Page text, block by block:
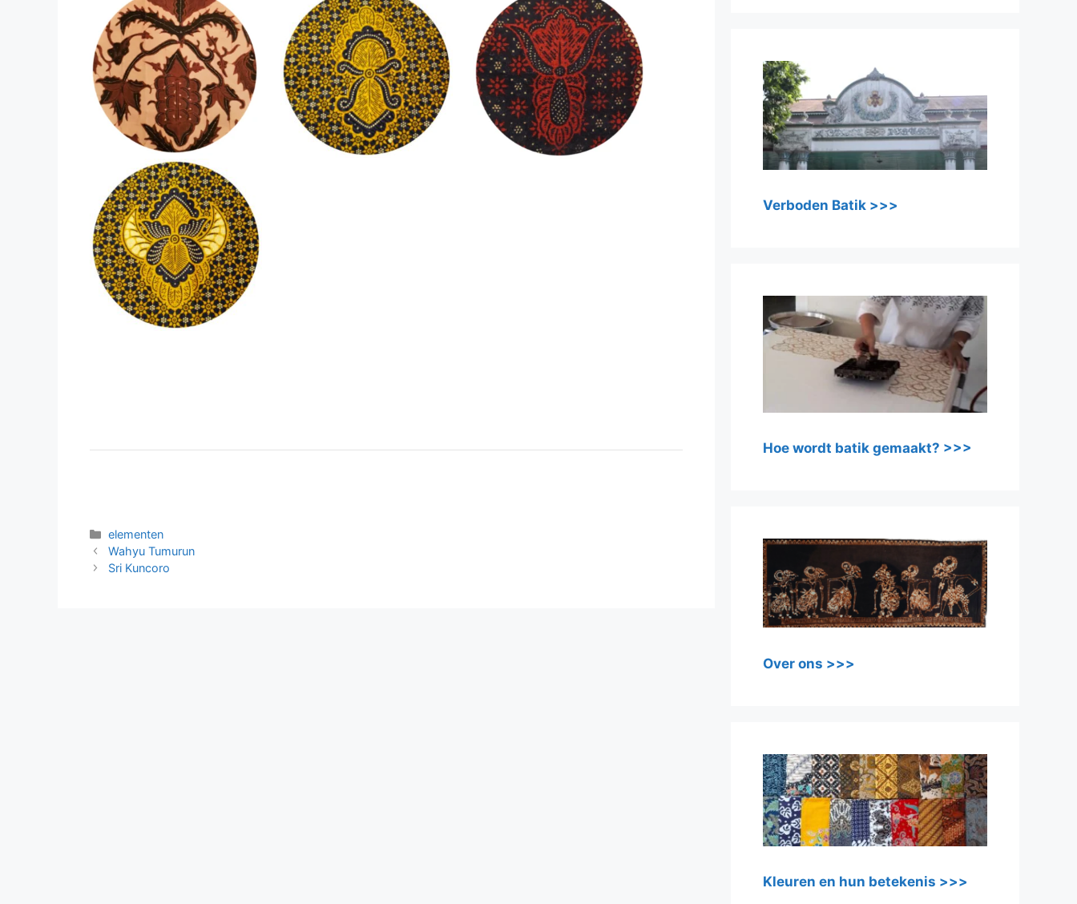
Categorieën
elementen
Wahyu Tumurun
Sri Kuncoro
Verboden Batik >>>
Hoe wordt batik gemaakt? >>>
Over ons >>>
Kleuren en hun betekenis >>>